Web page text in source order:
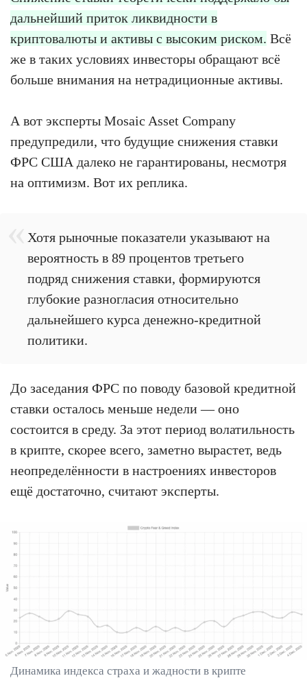
дальнейший приток ликвидности в
криптовалюты и активы с высоким риском. Всё
же в таких условиях инвесторы обращают всё
больше внимания на нетрадиционные активы.
А вот эксперты Mosaic Asset Company
предупредили, что будущие снижения ставки
ФРС США далеко не гарантированы, несмотря
на оптимизм. Вот их реплика.
Хотя рыночные показатели указывают на
вероятность в 89 процентов третьего
подряд снижения ставки, формируются
глубокие разногласия относительно
дальнейшего курса денежно-кредитной
политики.
До заседания ФРС по поводу базовой кредитной
ставки осталось меньше недели — оно
состоится в среду. За этот период волатильность
в крипте, скорее всего, заметно вырастет, ведь
неопределённости в настроениях инвесторов
ещё достаточно, считают эксперты.
Динамика индекса страха и жадности в крипте